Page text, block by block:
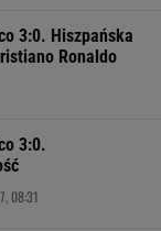
3:0. Hiszpańska
Ronaldo
3:0.
08:31